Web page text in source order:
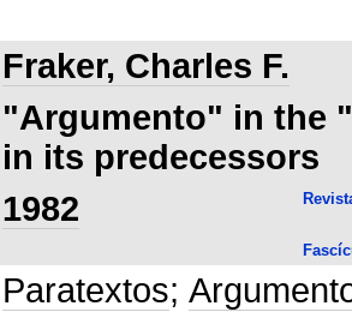
Fraker, Charles F.
"Argumento" in the
in its predecessors
1982
Paratextos;